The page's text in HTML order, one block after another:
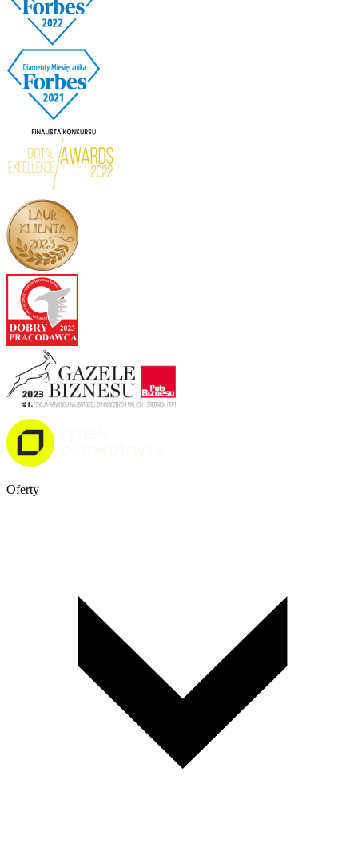
Oferty